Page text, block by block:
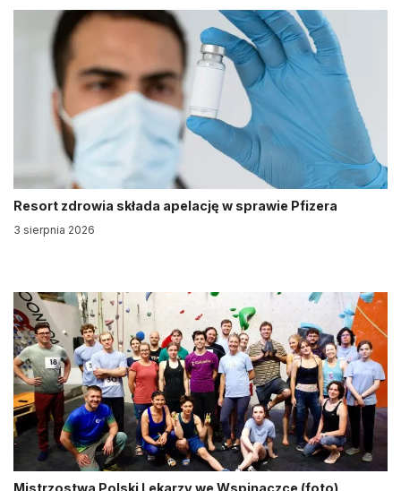
Resort zdrowia składa apelację w sprawie Pfizera
3 sierpnia 2026
Mistrzostwa Polski Lekarzy we Wspinaczce (foto)